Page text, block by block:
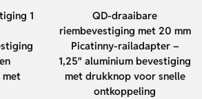
1
QD-draaibare
riembevestiging met 20 mm
Picatinny-railadapter –
1,25″ aluminium bevestiging
met drukknop voor snelle
ontkoppeling